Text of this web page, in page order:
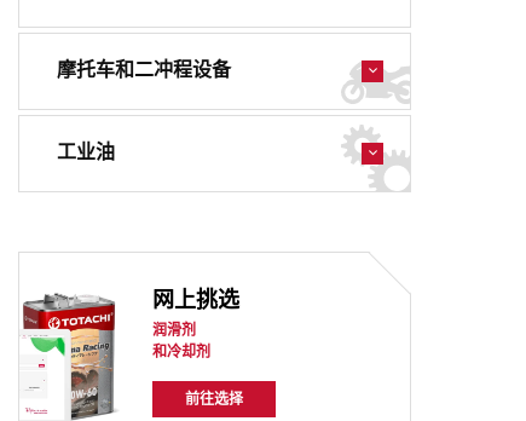
摩托车和二冲程设备
工业油
网上挑选
润滑剂
和冷却剂
前往选择